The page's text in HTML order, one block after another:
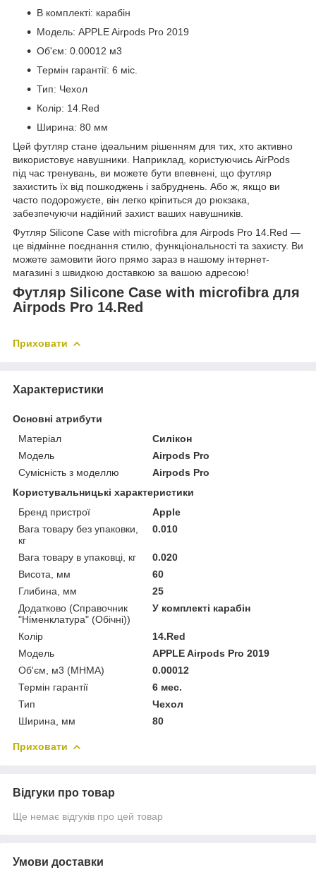
В комплекті: карабін
Модель: APPLE Airpods Pro 2019
Об'єм: 0.00012 м3
Термін гарантії: 6 міс.
Тип: Чехол
Колір: 14.Red
Ширина: 80 мм
Цей футляр стане ідеальним рішенням для тих, хто активно
використовує навушники. Наприклад, користуючись AirPods
під час тренувань, ви можете бути впевнені, що футляр
захистить їх від пошкоджень і забруднень. Або ж, якщо ви
часто подорожуєте, він легко кріпиться до рюкзака,
забезпечуючи надійний захист ваших навушників.
Футляр Silicone Case with microfibra для Airpods Pro 14.Red —
це відмінне поєднання стилю, функціональності та захисту. Ви
можете замовити його прямо зараз в нашому інтернет-
магазині з швидкою доставкою за вашою адресою!
Футляр Silicone Case with microfibra для
Airpods Pro 14.Red
Приховати
Характеристики
Основні атрибути
Матеріал
Силікон
Модель
Airpods Pro
Сумісність з моделлю
Airpods Pro
Користувальницькі характеристики
Бренд пристрої
Apple
Вага товару без упаковки,
кг
0.010
Вага товару в упаковці, кг
0.020
Висота, мм
60
Глибина, мм
25
Додатково (Справочник
"Німенклатура" (Обічні))
У комплекті карабін
Колір
14.Red
Мoдель
APPLE Airpods Pro 2019
Об'єм, м3 (МНМА)
0.00012
Термін гарантії
6 мес.
Тип
Чехол
Ширина, мм
80
Приховати
Відгуки про товар
Ще немає відгуків про цей товар
Умови доставки